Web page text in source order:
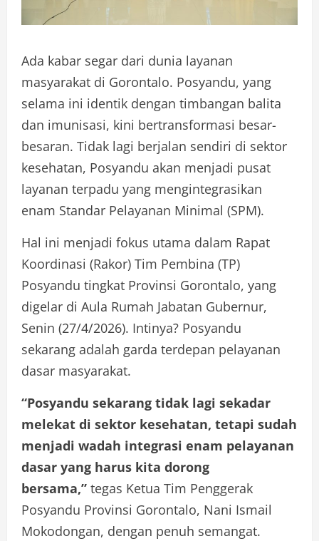
Ada kabar segar dari dunia layanan
masyarakat di Gorontalo. Posyandu, yang
selama ini identik dengan timbangan balita
dan imunisasi, kini bertransformasi besar-
besaran. Tidak lagi berjalan sendiri di sektor
kesehatan, Posyandu akan menjadi pusat
layanan terpadu yang mengintegrasikan
enam Standar Pelayanan Minimal (SPM).
Hal ini menjadi fokus utama dalam Rapat
Koordinasi (Rakor) Tim Pembina (TP)
Posyandu tingkat Provinsi Gorontalo, yang
digelar di Aula Rumah Jabatan Gubernur,
Senin (27/4/2026). Intinya? Posyandu
sekarang adalah garda terdepan pelayanan
dasar masyarakat.
“Posyandu sekarang tidak lagi sekadar
melekat di sektor kesehatan, tetapi sudah
menjadi wadah integrasi enam pelayanan
dasar yang harus kita dorong
bersama,” tegas Ketua Tim Penggerak
Posyandu Provinsi Gorontalo, Nani Ismail
Mokodongan, dengan penuh semangat.